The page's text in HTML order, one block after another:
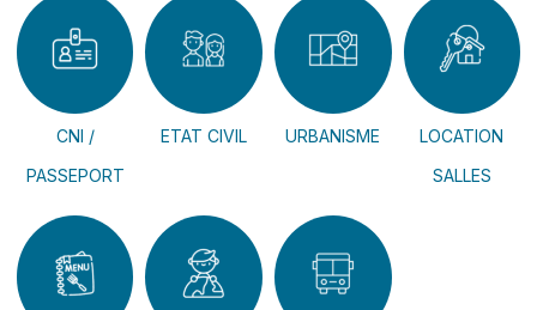
CNI /
PASSEPORT
ETAT CIVIL URBANISME
LOCATION
SALLES